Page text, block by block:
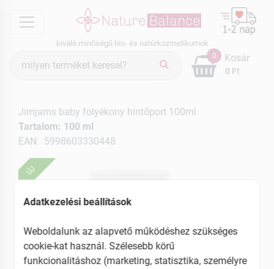
menu
kiváló minőségű bio- és natúrkozmetikumok
keresés
0
0 Ft
Kosár
ÚJ
Jimjams baby folyékony hintőport 100ml
Tartalom: 100 ml
EAN: 5998603330448
Adatkezelési beállítások
Weboldalunk az alapvető működéshez szükséges
cookie-kat használ. Szélesebb körű
funkcionalitáshoz (marketing, statisztika, személyre